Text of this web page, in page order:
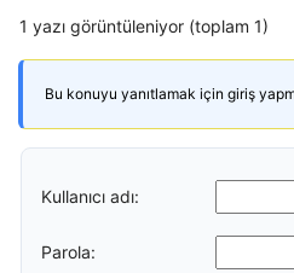
1 yazı görüntüleniyor (toplam 1)
Bu konuyu yanıtlamak için giriş
Kullanıcı adı:
Parola: